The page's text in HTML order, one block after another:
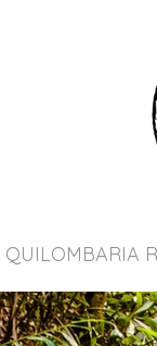
QUILOMBARIA